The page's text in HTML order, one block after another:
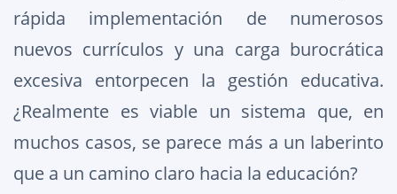
rápida implementación de numerosos
nuevos currículos y una carga burocrática
excesiva entorpecen la gestión educativa.
¿Realmente es viable un sistema que, en
muchos casos, se parece más a un laberinto
que a un camino claro hacia la educación?